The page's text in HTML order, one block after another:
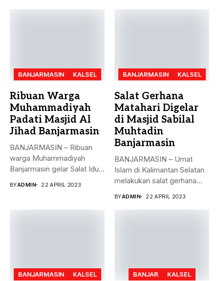
BANJARMASIN KALSEL
Ribuan Warga
Muhammadiyah
Padati Masjid Al
Jihad Banjarmasin
BANJARMASIN – Ribuan
warga Muhammadiyah
Banjarmasin gelar Salat Idul
BYADMIN 22 APRIL 2023
BANJARMASIN KALSEL
Salat Gerhana
Matahari Digelar
di Masjid Sabilal
Muhtadin
Banjarmasin
BANJARMASIN – Umat
Islam di Kalimantan Selatan
melakukan salat gerhana
BYADMIN 22 APRIL 2023
BANJARMASIN KALSEL BANJAR KALSEL